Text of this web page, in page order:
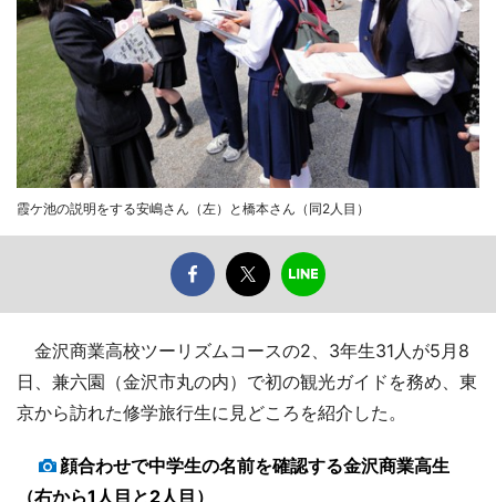
霞ケ池の説明をする安嶋さん（左）と橋本さん（同2人目）
金沢商業高校ツーリズムコースの2、3年生31人が5月8
日、兼六園（金沢市丸の内）で初の観光ガイドを務め、東
京から訪れた修学旅行生に見どころを紹介した。
顔合わせで中学生の名前を確認する金沢商業高生
（右から1人目と2人目）